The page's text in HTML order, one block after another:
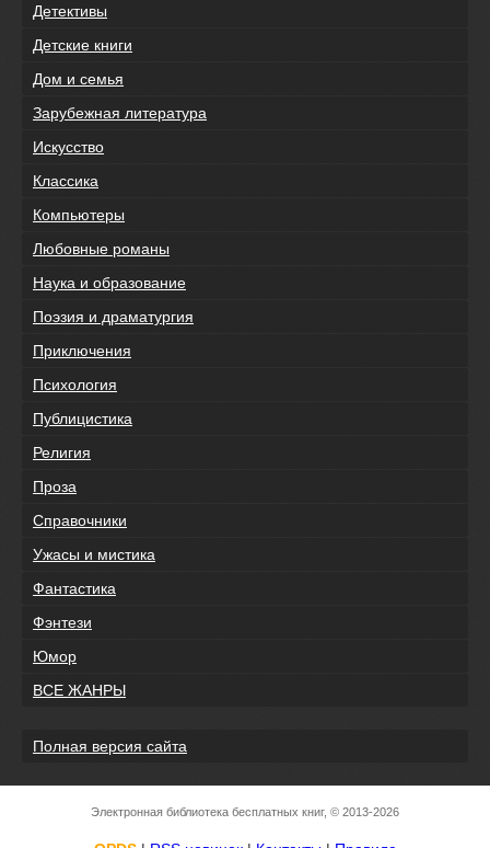
Детективы
Детские книги
Дом и семья
Зарубежная литература
Искусство
Классика
Компьютеры
Любовные романы
Наука и образование
Поэзия и драматургия
Приключения
Психология
Публицистика
Религия
Проза
Справочники
Ужасы и мистика
Фантастика
Фэнтези
Юмор
ВСЕ ЖАНРЫ
Полная версия сайта
Электронная библиотека бесплатных книг, © 2013-2026